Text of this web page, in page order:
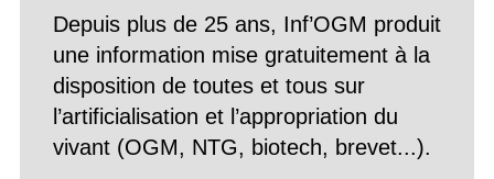
Depuis plus de 25 ans, Inf’OGM produit
une information mise gratuitement à la
disposition de toutes et tous sur
l’artificialisation et l’appropriation du
vivant (OGM, NTG, biotech, brevet...).